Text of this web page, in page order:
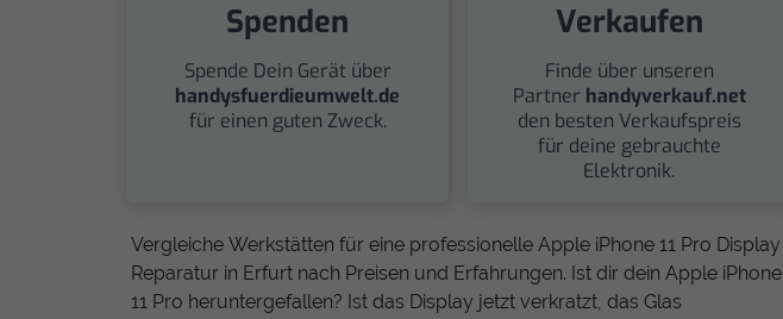
Spenden
Spende Dein Gerät über
handysfuerdieumwelt.de
für einen guten Zweck.
Verkaufen
Finde über unseren
Partner handyverkauf.net
den besten Verkaufspreis
für deine gebrauchte
Elektronik.
Vergleiche Werkstätten für eine professionelle Apple iPhone 11 Pro Display
Reparatur in Erfurt nach Preisen und Erfahrungen. Ist dir dein Apple iPhone
11 Pro heruntergefallen? Ist das Display jetzt verkratzt, das Glas